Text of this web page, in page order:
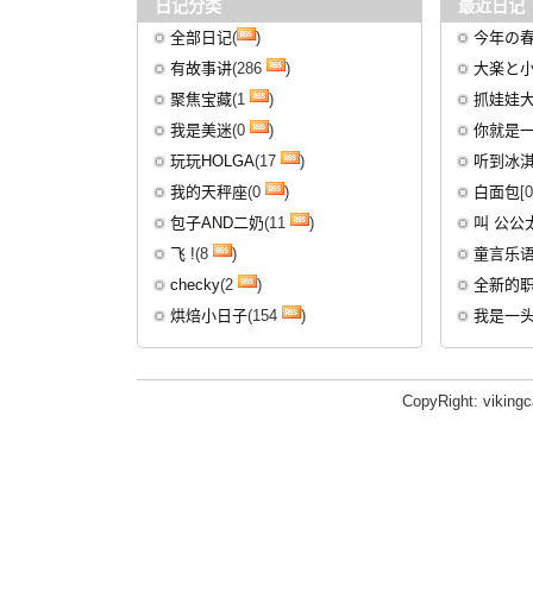
日记分类
全部日记(
)
有故事讲(286
)
聚焦宝藏(1
)
我是美迷(0
)
玩玩HOLGA(17
)
我的天秤座(0
)
包子AND二奶(11
)
飞 !(8
)
checky(2
)
烘焙小日子(154 )
最近日记
今年の
大楽と
抓娃娃
你就是
听到冰
白面包
叫 公公
童言乐
全新的
我是一
CopyRight: